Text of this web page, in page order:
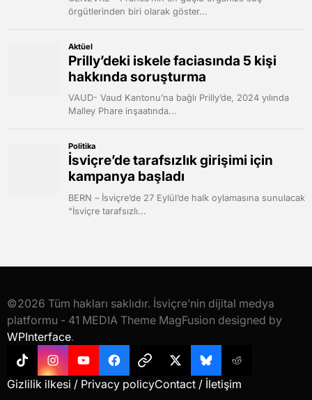
©2026 Tüm hakları saklıdır. İsviçre’nin dijital medya
platformu - 41 MEDIA Theme MagFusion designed by
WPInterface.
TiktokInstagramYouTubeFacebookThreads
X BlueskyReddit
Gizlilik ilkesi / Privacy policyContact / İletişim